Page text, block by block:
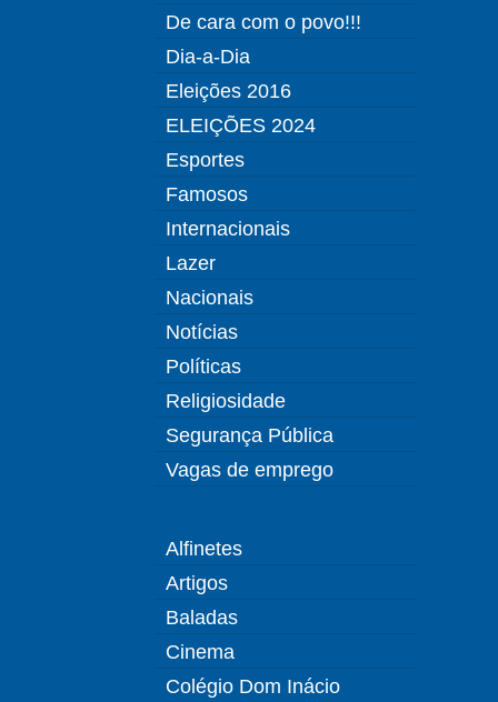
De cara com o povo!!!
Dia-a-Dia
Eleições 2016
ELEIÇÕES 2024
Esportes
Famosos
Internacionais
Lazer
Nacionais
Notícias
Políticas
Religiosidade
Segurança Pública
Vagas de emprego
Alfinetes
Artigos
Baladas
Cinema
Colégio Dom Inácio